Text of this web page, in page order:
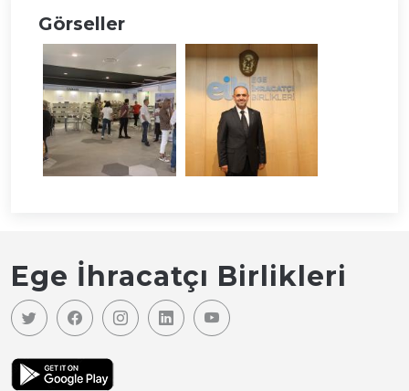
Görseller
Ege İhracatçı Birlikleri